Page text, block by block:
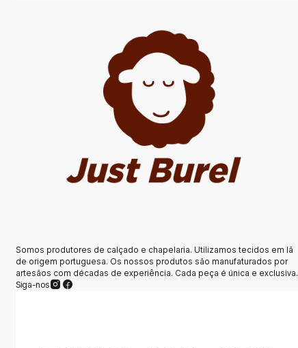
Somos produtores de calçado e chapelaria. Utilizamos tecidos em lã
de origem portuguesa. Os nossos produtos são manufaturados por
artesãos com décadas de experiência. Cada peça é única e exclusiva.
Siga-nos